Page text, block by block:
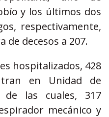
y los últimos dos
respectivamente,
de decesos a 207.
hospitalizados, 428
en Unidad de
de las cuales, 317
mecánico y